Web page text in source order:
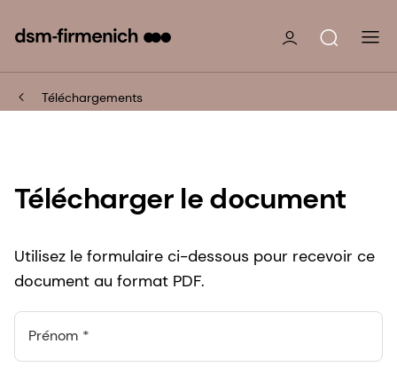
Téléchargements
Télécharger le document
Utilisez le formulaire ci-dessous pour recevoir ce
document au format PDF.
Prénom